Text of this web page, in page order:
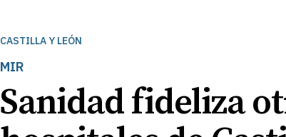
CASTILLA Y LEÓN
MIR
Sanidad fideliza